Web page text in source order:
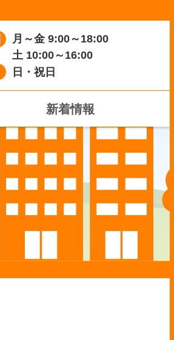
月～金 9:00～18:00
土 10:00～16:00
日・祝日
新着情報